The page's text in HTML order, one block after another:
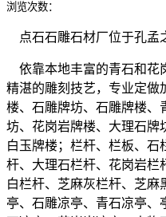
浏览次数：
点石石雕石材厂位于孔孟
依靠本地丰富的青石和花
精湛的雕刻技艺，专业定做
楼、石雕牌坊、石雕牌楼、
坊、花岗岩牌楼、大理石牌
白玉牌楼；栏杆、栏板、石
杆、大理石栏杆、花岗岩栏
白栏杆、芝麻灰栏杆、芝麻
亭、石雕凉亭、青石凉亭、